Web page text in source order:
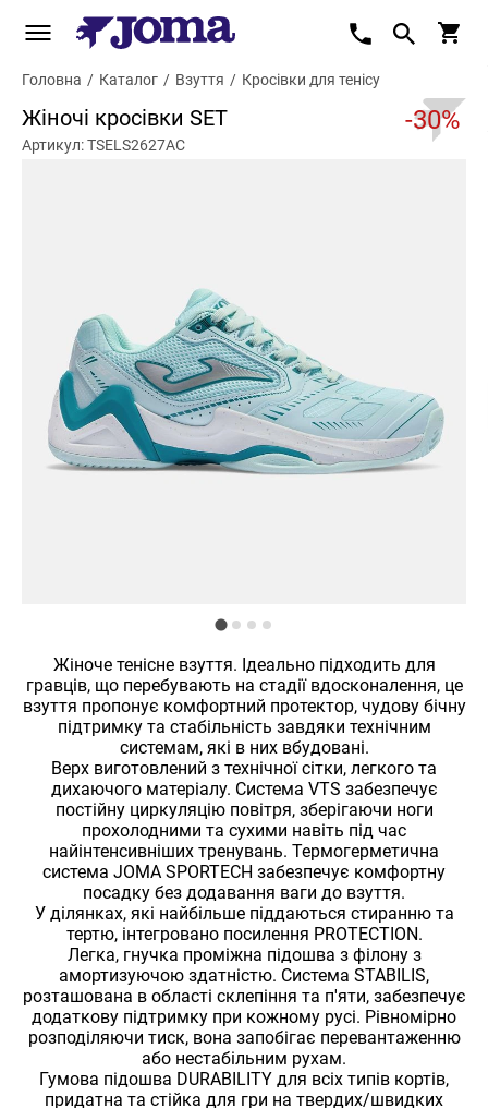
Головна / Каталог / Взуття / Кросівки для тенісу
Жіночі кросівки SET -30%
Артикул: TSELS2627AC
Жіноче тенісне взуття. Ідеально підходить для
гравців, що перебувають на стадії вдосконалення, це
взуття пропонує комфортний протектор, чудову бічну
підтримку та стабільність завдяки технічним
системам, які в них вбудовані.
Верх виготовлений з технічної сітки, легкого та
дихаючого матеріалу. Система VTS забезпечує
постійну циркуляцію повітря, зберігаючи ноги
прохолодними та сухими навіть під час
найінтенсивніших тренувань. Термогерметична
система JOMA SPORTECH забезпечує комфортну
посадку без додавання ваги до взуття.
У ділянках, які найбільше піддаються стиранню та
тертю, інтегровано посилення PROTECTION.
Легка, гнучка проміжна підошва з філону з
амортизуючою здатністю. Система STABILIS,
розташована в області склепіння та п'яти, забезпечує
додаткову підтримку при кожному русі. Рівномірно
розподіляючи тиск, вона запобігає перевантаженню
або нестабільним рухам.
Гумова підошва DURABILITY для всіх типів кортів,
придатна та стійка для гри на твердих/швидких